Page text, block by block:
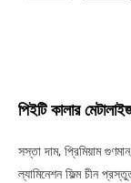
পিইটি কালার
সস্তা দাম, প্রিমিয়াম
ল্যামিনেশন ফিল্ম চীন